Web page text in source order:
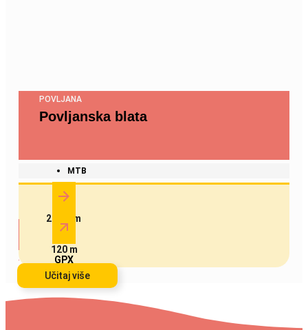
POVLJANA
Povljanska blata
MTB
20.8 km
120 m
GPX
Učitaj više